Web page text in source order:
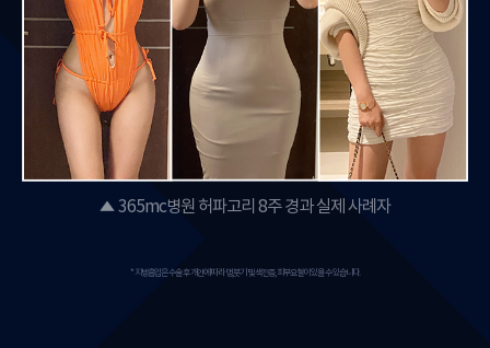
365mc병원 허파고리 8주 경과 실제 사례자
* 지방흡입은 수술 후 개인에 따라 멍,붓기 및 색전증, 피부요철이 있을 수 있습니다.